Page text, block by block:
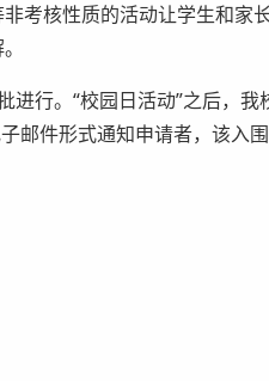
考核性质的活动让学生和家
行。“校园日活动”之后，我
邮件形式通知申请者，该入